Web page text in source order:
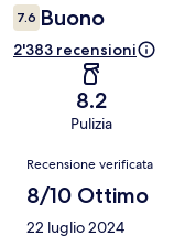
7.6 Buono
2'383 recensioni
8.2
Pulizia
Recensioni
Recensione verificata
8/10 Ottimo
22 luglio 2024